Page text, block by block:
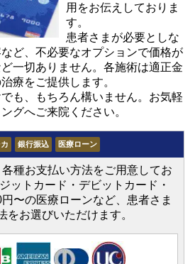
用をお伝えしておりま
す。
患者さまが必要としな
ど、不必要なオプションで価格が
一切ありません。各施術は適正金
療をご提供します。
も、もちろん構いません。お気軽
グへご来院ください。
銀行振込 医療ローン
種お支払い方法をご用意してお
ットカード・デビットカード・
〜の医療ローンなど、患者さま
をお選びいただけます。